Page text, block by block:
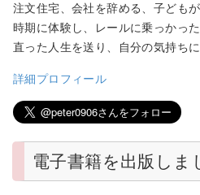
注文住宅、会社を辞める、子ども
時期に体験し、レールに乗っかっ
直った人生を送り、自分の気持ち
詳細プロフィール
電子書籍を出版しま